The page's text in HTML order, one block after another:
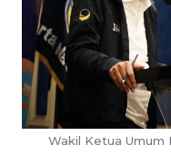
Wakil Ketua Umum